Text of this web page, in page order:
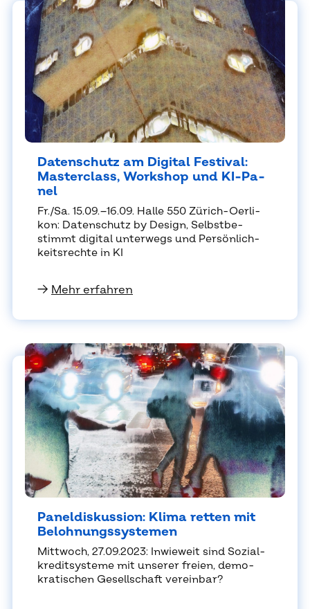
Da­ten­schutz am Di­gi­tal Fes­ti­val:
Mas­ter­class, Work­shop und KI-Pa­
nel
Fr./Sa. 15.09.–16.09. Hal­le 550 Zü­rich-Oer­li­
kon: Da­ten­schutz by De­sign, Selbst­be­
stimmt di­gi­tal un­ter­wegs und Per­sön­lich­
keits­rech­te in KI
→ Mehr erfahren
Pa­nel­dis­kus­si­on: Kli­ma ret­ten mit
Be­loh­nungs­sys­te­men
Mitt­woch, 27.09.2023: In­wie­weit sind So­zi­al­
kre­dit­sys­te­me mit un­se­rer frei­en, de­mo­
kra­ti­schen Ge­sell­schaft ver­ein­bar?